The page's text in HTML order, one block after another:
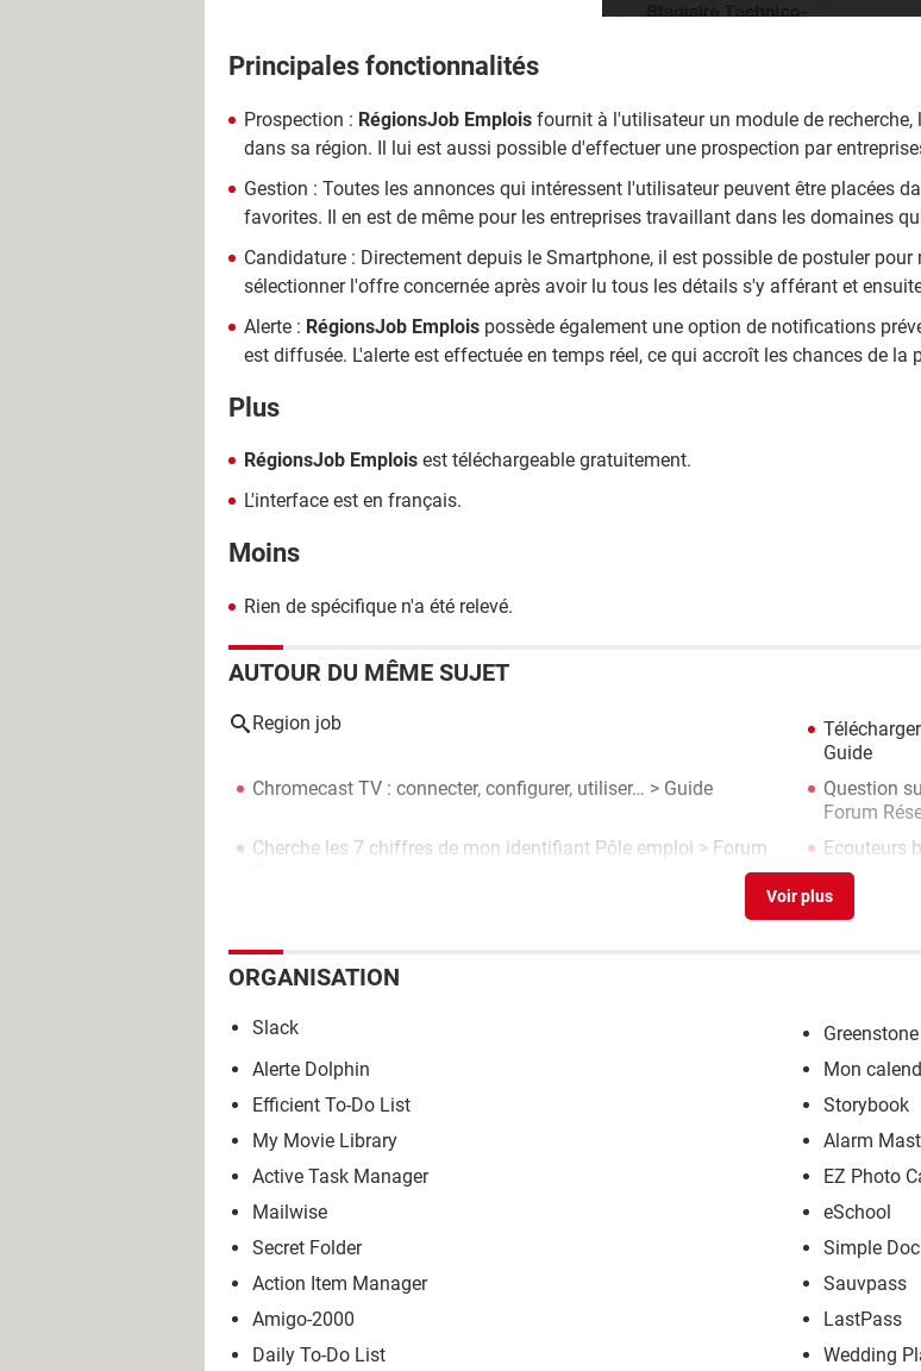
Principales fonctionnalités
Prospection : RégionsJob Emplois fournit à l'utilisateur un module de
dans sa région. Il lui est aussi possible d'effectuer une prospection par
Gestion : Toutes les annonces qui intéressent l'utilisateur peuvent être placées
favorites. Il en est de même pour les entreprises travaillant dans les domaines
Candidature : Directement depuis le Smartphone, il est possible de postuler
sélectionner l'offre concernée après avoir lu tous les détails s'y afférant et ensuite
Alerte : RégionsJob Emplois possède également une option de notifications
est diffusée. L'alerte est effectuée en temps réel, ce qui accroît les chances de la
Plus
RégionsJob Emplois est téléchargeable gratuitement.
L'interface est en français.
Moins
Rien de spécifique n'a été relevé.
AUTOUR DU MÊME SUJET
Region job
Guide
Chromecast TV : connecter, configurer, utiliser… > Guide Question
Forum
Cherche les 7 chiffres de mon identifiant Pôle emploi > Forum
Ecouteurs
ORGANISATION
Slack
Greenstone
Alerte Dolphin
Mon
Efficient To-Do List
Storybook
My Movie Library
Alarm
Active Task Manager
EZ Photo
Mailwise
eSchool
Secret Folder
Simple
Action Item Manager
Sauvpass
Amigo-2000
LastPass
Daily To-Do List
Wedding